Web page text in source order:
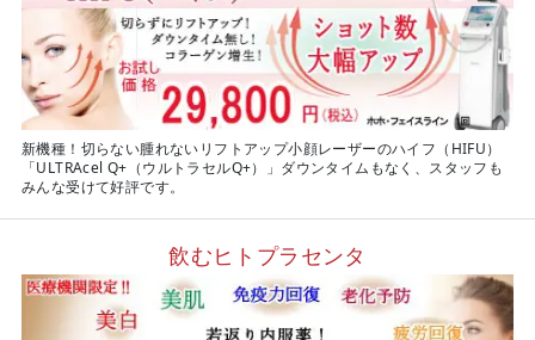
新機種！切らない腫れないリフトアップ小顔レーザーのハイフ（HIFU）
「ULTRAcel Q+（ウルトラセルQ+）」ダウンタイムもなく、スタッフも
みんな受けて好評です。
飲むヒトプラセンタ